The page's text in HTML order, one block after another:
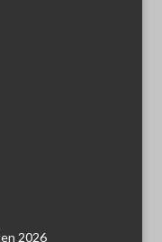
2026